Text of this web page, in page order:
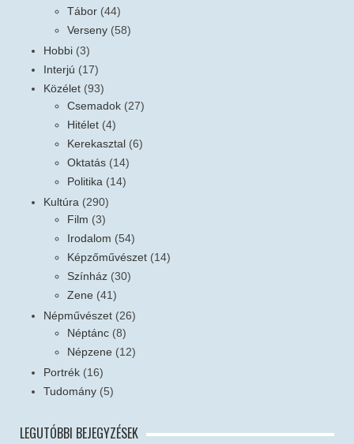
Tábor (44)
Verseny (58)
Hobbi (3)
Interjú (17)
Közélet (93)
Csemadok (27)
Hitélet (4)
Kerekasztal (6)
Oktatás (14)
Politika (14)
Kultúra (290)
Film (3)
Irodalom (54)
Képzőművészet (14)
Színház (30)
Zene (41)
Népművészet (26)
Néptánc (8)
Népzene (12)
Portrék (16)
Tudomány (5)
LEGUTÓBBI BEJEGYZÉSEK